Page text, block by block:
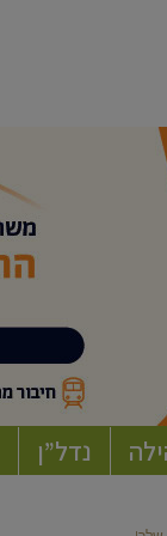
נדל”ן